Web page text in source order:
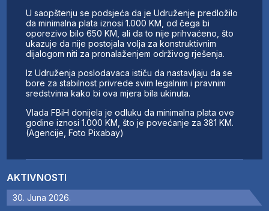
AKTIVNOSTI
30. Juna 2026.
U saopštenju se podsjeća da je Udruženje predložilo
da minimalna plata iznosi 1.000 KM, od čega bi
oporezivo bilo 650 KM, ali da to nije prihvaćeno, što
ukazuje da nije postojala volja za konstruktivnim
dijalogom niti za pronalaženjem održivog rješenja.
Iz Udruženja poslodavaca ističu da nastavljaju da se
bore za stabilnost privrede svim legalnim i pravnim
sredstvima kako bi ova mjera bila ukinuta.
Vlada FBiH donijela je odluku da minimalna plata ove
godine iznosi 1.000 KM, što je povećanje za 381 KM.
(Agencije, Foto Pixabay)